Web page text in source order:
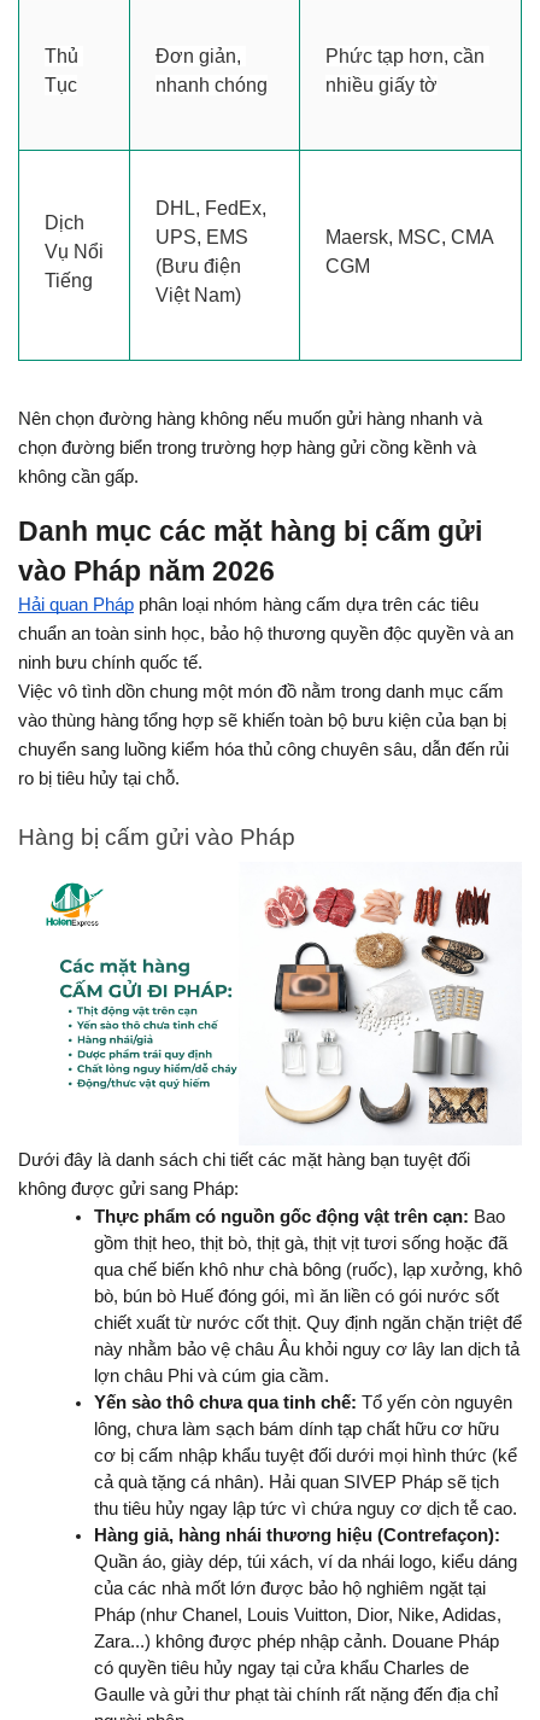
Thủ
Tục
Đơn giản,
nhanh chóng
Phức tạp hơn, cần
nhiều giấy tờ
Dịch
Vụ Nổi
Tiếng
DHL, FedEx,
UPS, EMS
(Bưu điện
Việt Nam)
Maersk, MSC, CMA
CGM
Nên chọn đường hàng không nếu muốn gửi hàng nhanh và
chọn đường biển trong trường hợp hàng gửi cồng kềnh và
không cần gấp.
Danh mục các mặt hàng bị cấm gửi
vào Pháp năm 2026
Hải quan Pháp phân loại nhóm hàng cấm dựa trên các tiêu
chuẩn an toàn sinh học, bảo hộ thương quyền độc quyền và an
ninh bưu chính quốc tế.
Việc vô tình dồn chung một món đồ nằm trong danh mục cấm
vào thùng hàng tổng hợp sẽ khiến toàn bộ bưu kiện của bạn bị
chuyển sang luồng kiểm hóa thủ công chuyên sâu, dẫn đến rủi
ro bị tiêu hủy tại chỗ.
Hàng bị cấm gửi vào Pháp
Dưới đây là danh sách chi tiết các mặt hàng bạn tuyệt đối
không được gửi sang Pháp:
Thực phẩm có nguồn gốc động vật trên cạn: Bao
gồm thịt heo, thịt bò, thịt gà, thịt vịt tươi sống hoặc đã
qua chế biến khô như chà bông (ruốc), lạp xưởng, khô
bò, bún bò Huế đóng gói, mì ăn liền có gói nước sốt
chiết xuất từ nước cốt thịt. Quy định ngăn chặn triệt để
này nhằm bảo vệ châu Âu khỏi nguy cơ lây lan dịch tả
lợn châu Phi và cúm gia cầm.
Yến sào thô chưa qua tinh chế: Tổ yến còn nguyên
lông, chưa làm sạch bám dính tạp chất hữu cơ hữu
cơ bị cấm nhập khẩu tuyệt đối dưới mọi hình thức (kể
cả quà tặng cá nhân). Hải quan SIVEP Pháp sẽ tịch
thu tiêu hủy ngay lập tức vì chứa nguy cơ dịch tễ cao.
Hàng giả, hàng nhái thương hiệu (Contrefaçon):
Quần áo, giày dép, túi xách, ví da nhái logo, kiểu dáng
của các nhà mốt lớn được bảo hộ nghiêm ngặt tại
Pháp (như Chanel, Louis Vuitton, Dior, Nike, Adidas,
Zara...) không được phép nhập cảnh. Douane Pháp
có quyền tiêu hủy ngay tại cửa khẩu Charles de
Gaulle và gửi thư phạt tài chính rất nặng đến địa chỉ